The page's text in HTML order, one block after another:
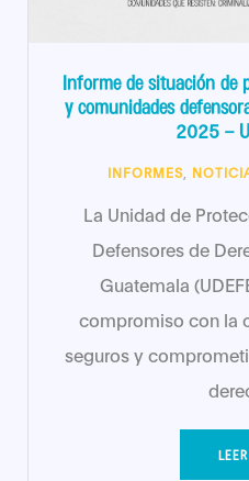
Informe de situación de
y comunidades
2025 –
INFORMES
La Unidad de
Defensores de
Guatemala
compromiso con la
seguros y